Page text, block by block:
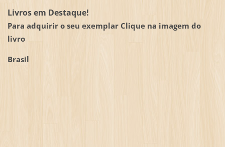
Livros em Destaque!
Para adquirir o seu exemplar Clique na imagem do
livro
Brasil